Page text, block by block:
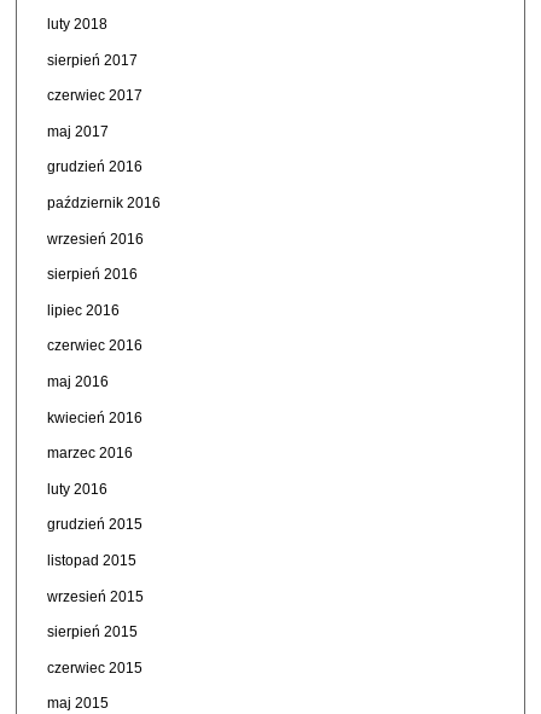
luty 2018
sierpień 2017
czerwiec 2017
maj 2017
grudzień 2016
październik 2016
wrzesień 2016
sierpień 2016
lipiec 2016
czerwiec 2016
maj 2016
kwiecień 2016
marzec 2016
luty 2016
grudzień 2015
listopad 2015
wrzesień 2015
sierpień 2015
czerwiec 2015
maj 2015